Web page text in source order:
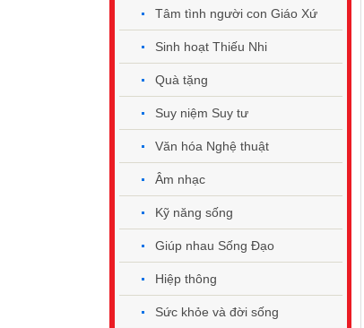
Tâm tình người con Giáo Xứ
Sinh hoạt Thiếu Nhi
Quà tặng
Suy niệm Suy tư
Văn hóa Nghệ thuật
Âm nhạc
Kỹ năng sống
Giúp nhau Sống Đạo
Hiệp thông
Sức khỏe và đời sống